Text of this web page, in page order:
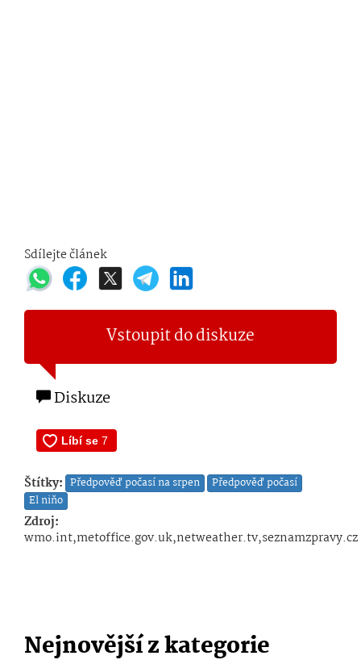
Sdílejte článek
Vstoupit do diskuze
Diskuze
Štítky: Předpověď počasí na srpen
Předpověď počasí
El niňo
Zdroj:
wmo.int,metoffice.gov.uk,netweather.tv,seznamzpravy.cz
Nejnovější z kategorie